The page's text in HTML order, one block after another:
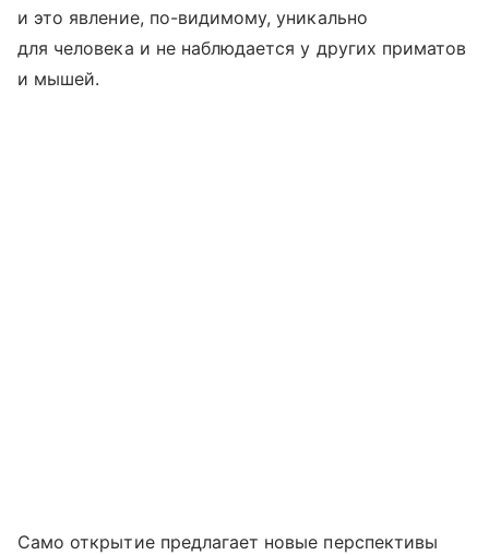
и это явление, по-видимому, уникально
для человека и не наблюдается у других приматов
и мышей.
Само открытие предлагает новые перспективы